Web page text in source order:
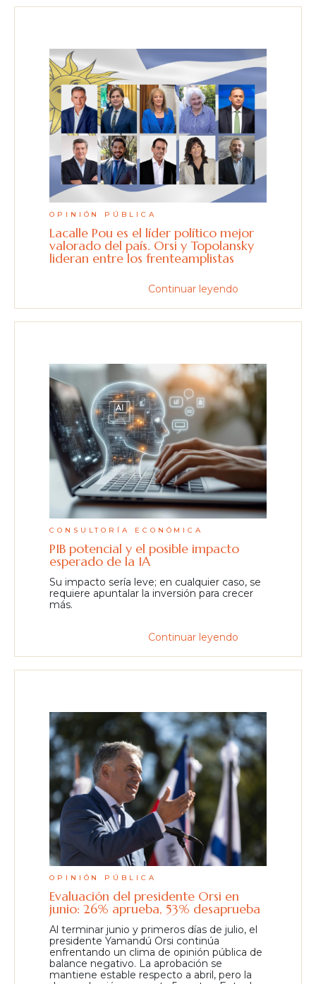
OPINIÓN PÚBLICA
Lacalle Pou es el líder político mejor
valorado del país. Orsi y Topolansky
lideran entre los frenteamplistas
Continuar leyendo
CONSULTORÍA ECONÓMICA
PIB potencial y el posible impacto
esperado de la IA
Su impacto sería leve; en cualquier caso, se
requiere apuntalar la inversión para crecer
más.
Continuar leyendo
OPINIÓN PÚBLICA
Evaluación del presidente Orsi en
junio: 26% aprueba, 53% desaprueba
Al terminar junio y primeros días de julio, el
presidente Yamandú Orsi continúa
enfrentando un clima de opinión pública de
balance negativo. La aprobación se
mantiene estable respecto a abril, pero la